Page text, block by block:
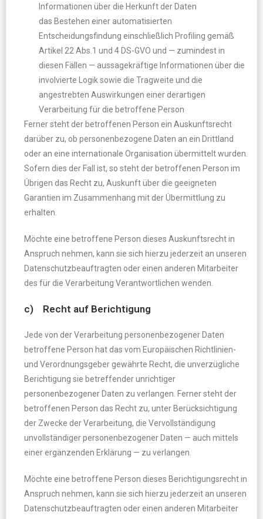
Informationen über die Herkunft der Daten
das Bestehen einer automatisierten
Entscheidungsfindung einschließlich Profiling gemäß
Artikel 22 Abs.1 und 4 DS-GVO und — zumindest in
diesen Fällen — aussagekräftige Informationen über die
involvierte Logik sowie die Tragweite und die
angestrebten Auswirkungen einer derartigen
Verarbeitung für die betroffene Person
Ferner steht der betroffenen Person ein Auskunftsrecht
darüber zu, ob personenbezogene Daten an ein Drittland
oder an eine internationale Organisation übermittelt wurden.
Sofern dies der Fall ist, so steht der betroffenen Person im
Übrigen das Recht zu, Auskunft über die geeigneten
Garantien im Zusammenhang mit der Übermittlung zu
erhalten.
Möchte eine betroffene Person dieses Auskunftsrecht in
Anspruch nehmen, kann sie sich hierzu jederzeit an unseren
Datenschutzbeauftragten oder einen anderen Mitarbeiter
des für die Verarbeitung Verantwortlichen wenden.
c) Recht auf Berichtigung
Jede von der Verarbeitung personenbezogener Daten
betroffene Person hat das vom Europäischen Richtlinien-
und Verordnungsgeber gewährte Recht, die unverzügliche
Berichtigung sie betreffender unrichtiger
personenbezogener Daten zu verlangen. Ferner steht der
betroffenen Person das Recht zu, unter Berücksichtigung
der Zwecke der Verarbeitung, die Vervollständigung
unvollständiger personenbezogener Daten — auch mittels
einer ergänzenden Erklärung — zu verlangen.
Möchte eine betroffene Person dieses Berichtigungsrecht in
Anspruch nehmen, kann sie sich hierzu jederzeit an unseren
Datenschutzbeauftragten oder einen anderen Mitarbeiter